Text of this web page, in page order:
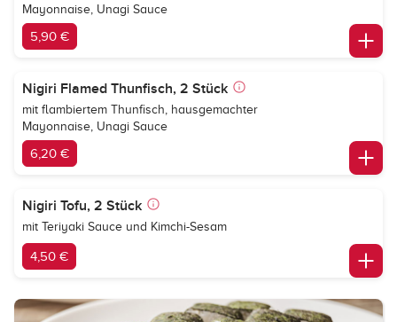
Mayonnaise, Unagi Sauce
5,90 €
Nigiri Flamed Thunfisch, 2 Stück
mit flambiertem Thunfisch, hausgemachter
Mayonnaise, Unagi Sauce
6,20 €
Nigiri Tofu, 2 Stück
mit Teriyaki Sauce und Kimchi-Sesam
4,50 €